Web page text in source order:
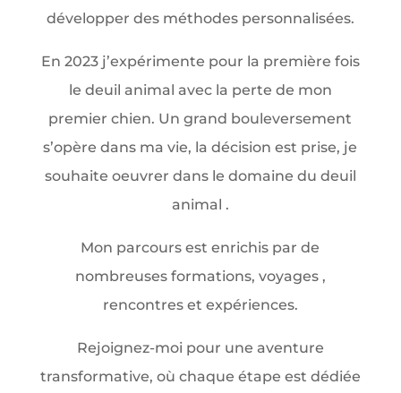
développer des méthodes personnalisées.
En 2023 j’expérimente pour la première fois
le deuil animal avec la perte de mon
premier chien. Un grand bouleversement
s’opère dans ma vie, la décision est prise, je
souhaite oeuvrer dans le domaine du deuil
animal .
Mon parcours est enrichis par de
nombreuses formations, voyages ,
rencontres et expériences.
Rejoignez-moi pour une aventure
transformative, où chaque étape est dédiée